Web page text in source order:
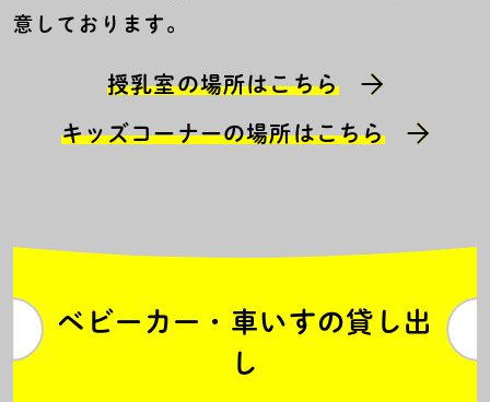
意しております。
授乳室の場所はこちら
キッズコーナーの場所はこちら
ベビーカー・車いすの貸し出
し